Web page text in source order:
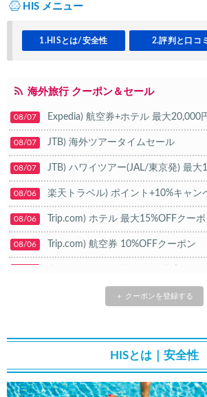
HIS メニュー
1.HISとは/安全性 2.評判と口コミ
海外旅行 クーポン＆セール
08/07 Expedia) 航空券+ホテル 最大20,000
08/07 JTB) 海外ツアータイムセール
08/07 JTB) ハワイツアー(JAL/東京発) 最大
08/06 楽天トラベル) ポイント+10%キャン
08/06 Trip.com) ホテル 最大15%OFFクーポ
08/06 Trip.com) 航空券 10%OFFクーポン
HIS) 海外航空券タイムセール
08/01 Trip.com) 海外ホテル2%OFFクーポ
＋ クーポンを登録する
HISとは｜安全性